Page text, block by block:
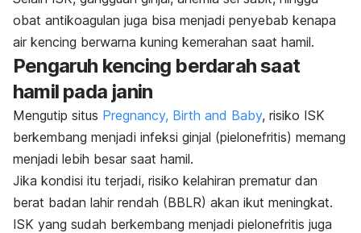
obat antikoagulan juga bisa menjadi penyebab kenapa
air kencing berwarna kuning kemerahan saat hamil.
Pengaruh kencing berdarah saat
hamil pada janin
Mengutip situs Pregnancy, Birth and Baby, risiko ISK
berkembang menjadi infeksi ginjal (pielonefritis) memang
menjadi lebih besar saat hamil.
Jika kondisi itu terjadi, risiko kelahiran prematur dan
berat badan lahir rendah (BBLR) akan ikut meningkat.
ISK yang sudah berkembang menjadi pielonefritis juga